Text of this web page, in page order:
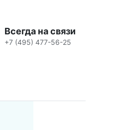
Всегда на связи
+7 (495) 477-56-25